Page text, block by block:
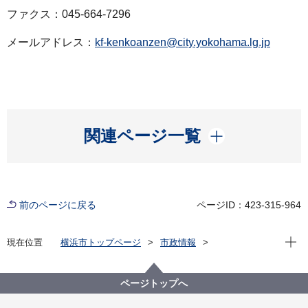
ファクス：045-664-7296
メールアドレス： kf-kenkoanzen@city.yokohama.lg.jp
関連ページ一覧
開く
前のページに戻る ページID：423-315-964
現在位置 横浜市トップページ
市政情報
新型コロナウイルス感染症による新たな市内の患者確
認について
現在
ページトップへ